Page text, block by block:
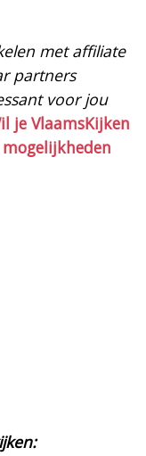
met affiliate
partners
voor jou
je VlaamsKijken